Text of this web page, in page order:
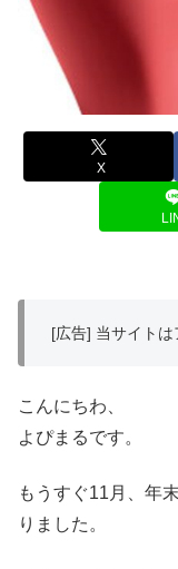
X
[広告] 当サイトは
こんにちわ、
よぴまるです。
もうすぐ11月、年
りました。